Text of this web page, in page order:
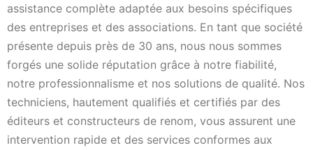
assistance complète adaptée aux besoins spécifiques
des entreprises et des associations. En tant que société
présente depuis près de 30 ans, nous nous sommes
forgés une solide réputation grâce à notre fiabilité,
notre professionnalisme et nos solutions de qualité. Nos
techniciens, hautement qualifiés et certifiés par des
éditeurs et constructeurs de renom, vous assurent une
intervention rapide et des services conformes aux